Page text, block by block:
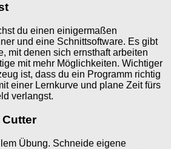
du einen einigermaßen
und eine Schnittsoftware. Es gibt
mit denen sich ernsthaft arbeiten
mit mehr Möglichkeiten. Wichtiger
ist, dass du ein Programm richtig
einer Lernkurve und plane Zeit fürs
verlangst.
Übung. Schneide eigene